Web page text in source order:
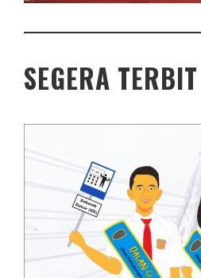
SEGERA TERBIT